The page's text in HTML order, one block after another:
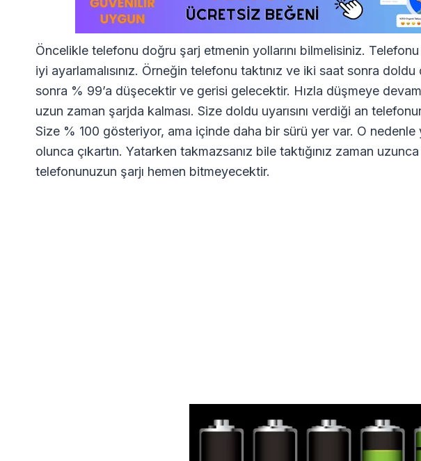
Öncelikle telefonu doğru şarj etmenin yollarını bilmelisiniz.
iyi ayarlamalısınız. Örneğin telefonu taktınız ve iki saat sonra
sonra % 99’a düşecektir ve gerisi gelecektir. Hızla düşmeye
uzun zaman şarjda kalması. Size doldu uyarısını verdiği an
Size % 100 gösteriyor, ama içinde daha bir sürü yer var. O nedenle
olunca çıkartın. Yatarken takmazsanız bile taktığınız zaman
telefonunuzun şarjı hemen bitmeyecektir.